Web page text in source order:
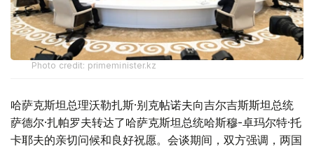
Photo credit: primeminister.kz
哈萨克斯坦总理沃勒扎斯·别克帖诺夫向吉尔吉斯斯坦总统
萨德尔·扎帕罗夫转达了哈萨克斯坦总统哈斯穆-卓玛尔特·托
卡耶夫的亲切问候和良好祝愿。会谈期间，双方强调，两国